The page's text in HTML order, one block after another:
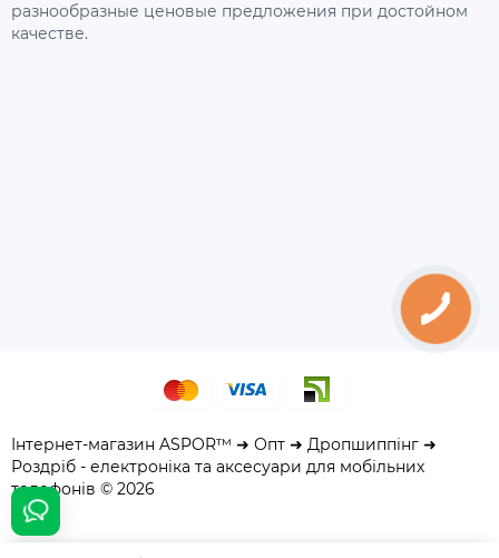
разнообразные ценовые предложения при достойном
качестве.
Інтернет-магазин ASPOR™ ➜ Опт ➜ Дропшиппінг ➜
Роздріб - електроніка та аксесуари для мобільних
телефонів © 2026